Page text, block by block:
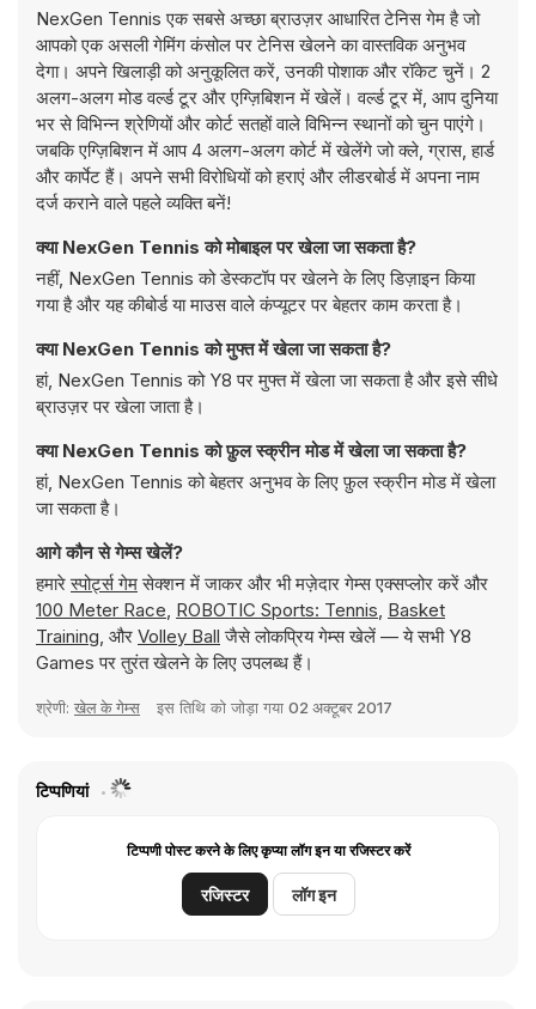
NexGen Tennis एक सबसे अच्छा ब्राउज़र आधारित टेनिस गेम है जो
आपको एक असली गेमिंग कंसोल पर टेनिस खेलने का वास्तविक अनुभव
देगा। अपने खिलाड़ी को अनुकूलित करें, उनकी पोशाक और रॉकेट चुनें। 2
अलग-अलग मोड वर्ल्ड टूर और एग्ज़िबिशन में खेलें। वर्ल्ड टूर में, आप दुनिया
भर से विभिन्न श्रेणियों और कोर्ट सतहों वाले विभिन्न स्थानों को चुन पाएंगे।
जबकि एग्ज़िबिशन में आप 4 अलग-अलग कोर्ट में खेलेंगे जो क्ले, ग्रास, हार्ड
और कार्पेट हैं। अपने सभी विरोधियों को हराएं और लीडरबोर्ड में अपना नाम
दर्ज कराने वाले पहले व्यक्ति बनें!
क्या NexGen Tennis को मोबाइल पर खेला जा सकता है?
नहीं, NexGen Tennis को डेस्कटॉप पर खेलने के लिए डिज़ाइन किया
गया है और यह कीबोर्ड या माउस वाले कंप्यूटर पर बेहतर काम करता है।
क्या NexGen Tennis को मुफ्त में खेला जा सकता है?
हां, NexGen Tennis को Y8 पर मुफ्त में खेला जा सकता है और इसे सीधे
ब्राउज़र पर खेला जाता है।
क्या NexGen Tennis को फ़ुल स्क्रीन मोड में खेला जा सकता है?
हां, NexGen Tennis को बेहतर अनुभव के लिए फ़ुल स्क्रीन मोड में खेला
जा सकता है।
आगे कौन से गेम्स खेलें?
हमारेस्पोर्ट्स गेमसेक्शन में जाकर और भी मज़ेदार गेम्स एक्सप्लोर करें और
100 Meter Race, ROBOTIC Sports: Tennis, Basket
Training, और Volley Ball जैसे लोकप्रिय गेम्स खेलें — ये सभी Y8
Games पर तुरंत खेलने के लिए उपलब्ध हैं।
श्रेणी: खेल के गेम्स इस तिथि को जोड़ा गया 02 अक्टूबर 2017
टिप्पणियां
टिप्पणी पोस्ट करने के लिए कृप्या लॉग इन या रजिस्टर करें
रजिस्टर लॉग इन